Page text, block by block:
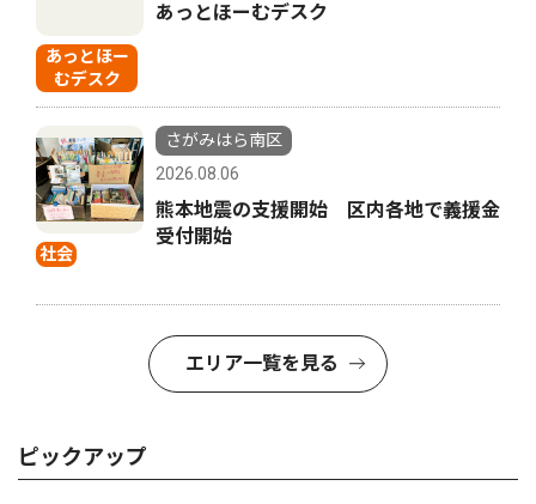
あっとほー
むデスク
あっとほーむデスク
社会
さがみはら南区
2026.08.06
熊本地震の支援開始 区内各地で義援金
受付開始
エリア一覧を見る
ピックアップ